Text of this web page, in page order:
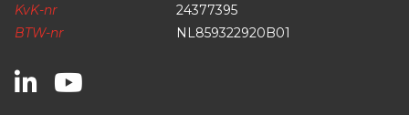
KvK-nr
24377395
BTW-nr
NL859322920B01